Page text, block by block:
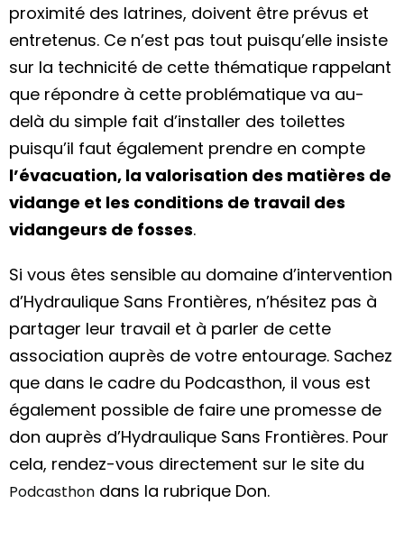
proximité des latrines, doivent être prévus et
entretenus. Ce n’est pas tout puisqu’elle insiste
sur la technicité de cette thématique rappelant
que répondre à cette problématique va au-
delà du simple fait d’installer des toilettes
puisqu’il faut également prendre en compte
l’évacuation, la valorisation des matières de
vidange et les conditions de travail des
vidangeurs de fosses.
Si vous êtes sensible au domaine d’intervention
d’Hydraulique Sans Frontières, n’hésitez pas à
partager leur travail et à parler de cette
association auprès de votre entourage. Sachez
que dans le cadre du Podcasthon, il vous est
également possible de faire une promesse de
don auprès d’Hydraulique Sans Frontières. Pour
cela, rendez-vous directement sur le site du
Podcasthon dans la rubrique Don.